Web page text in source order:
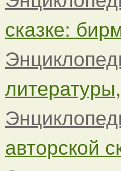
сказке:
авторской